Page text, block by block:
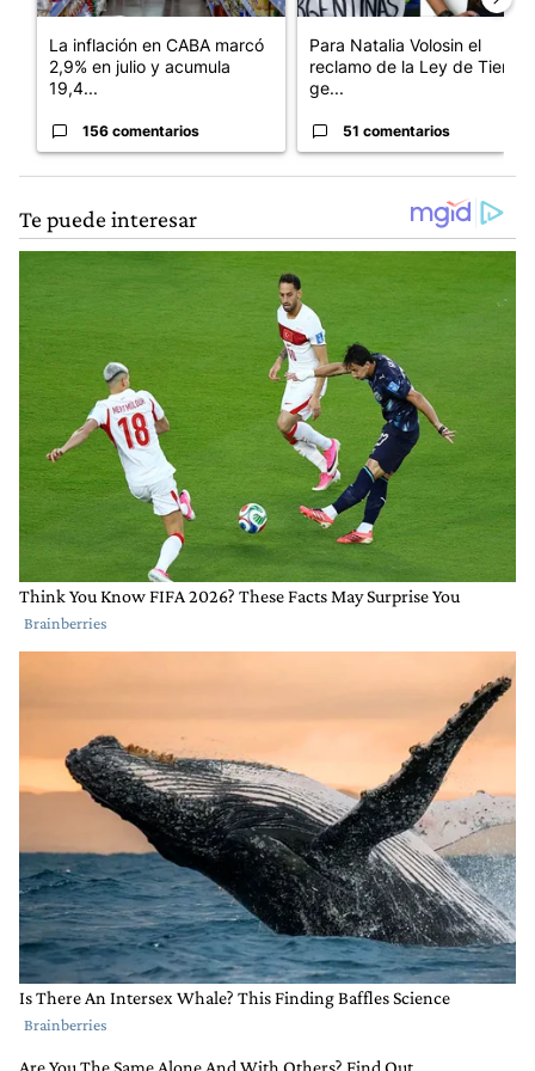
La inflación en CABA marcó
2,9% en julio y acumula
19,4...
156 comentarios
Para Natalia Volosin el
reclamo de la Ley de Tierras
ge...
51 comentarios